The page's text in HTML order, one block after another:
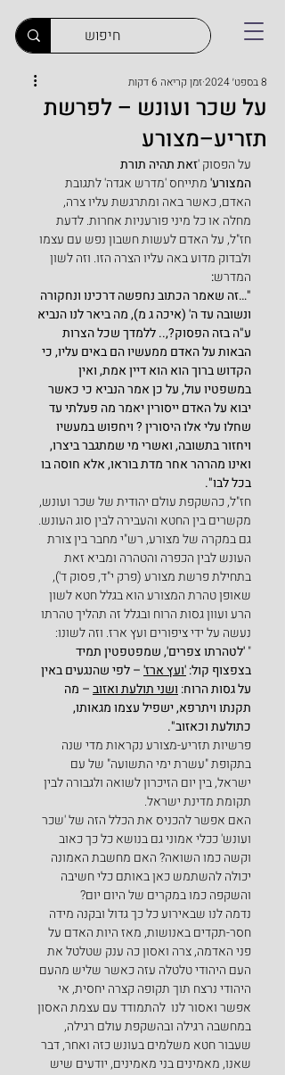
על שכר ועונש – לפרשת
תזריע–מצורע
8 בספט׳ 2024 זמן קריאה 6 דקות
על הפסוק 'זאת תהיה תורת
המצורע' מתייחס 'מדרש אגדה' לתגובת
האדם, כאשר באה ומתרגשת עליו צרה,
מחלה או כל מיני פורעניות אחרות. לדעת
חז"ל, על האדם לעשות חשבון נפש עם עצמו
ולבדוק מדוע באה עליו הצרה הזו. וזה לשון
המדרש:
"…זה שאמר הכתוב נחפשה דרכינו ונחקורה
ונשובה עד ה' (איכה ג מ), מה ביאר לנו הנביא
ע"ה בזה הפסוק?,.. ללמדך שכל הצרות
הבאות על האדם ממעשיו הם באים עליו, כי
הקדוש ברוך הוא הוא דיין אמת, ואין
במשפטיו עול, על כן אמר הנביא כי כאשר
יבוא על האדם ייסורין יאמר מה פעלתי עד
שחלו עלי אלו היסורין ? ויחפוש במעשיו
ויחזור בתשובה, ואשרי מי שמתגבר ביצרו,
ואינו מהרהר אחר מדת בוראו, אלא חוסה בו
בכל לבו".
חז"ל, כהשקפת עולם יהודית של שכר ועונש,
מקשרים בין החטא והעבירה לבין סוג העונש.
גם במקרה של מצורע, רש"י מחבר בין צורת
העונש לבין הכפרה והטהרה ומביא זאת
בתחילת פרשת מצורע (פרק י"ד, פסוק ד'),
שאופן טהרת המצורע הוא בגלל חטא לשון
הרע ועוון גסות הרוח ובגלל זה תהליך טהרתו
נעשה על ידי ציפורים ועץ ארז. וזה לשונו:
" 'לטהרתו צפרים', שמפטפטין תמיד
בצפצוף קול: 'ועץ ארז' – לפי שהנגעים באין
על גסות הרוח: ושני תולעת ואזוב – מה
תקנתו ויתרפא, ישפיל עצמו מגאותו,
כתולעת וכאזוב".
פרשיות תזריע-מצורע נקראות מדי שנה
בתקופת "עשרת ימי התשועה" של עם
ישראל, בין יום הזיכרון לשואה ולגבורה לבין
תקומת מדינת ישראל.
האם אפשר להכניס את הכלל הזה של 'שכר
ועונש' ככלי אמוני גם בנושא כל כך כאוב
וקשה כמו השואה? האם מחשבת האמונה
יכולה להשתמש כאן באותם כלי חשיבה
והשקפה כמו במקרים של היום יום?
נדמה לנו שבאירוע כל כך גדול ובקנה מידה
חסר-תקדים באנושות, מאז היות האדם על
פני האדמה, צרה ואסון כה ענק שטלטל את
העם היהודי טלטלה עזה כאשר שליש מהעם
היהודי נרצח תוך תקופה קצרה יחסית, אי
אפשר ואסור לנו  להתמודד עם עצמת האסון
במחשבה רגילה ובהשקפת עולם רגילה,
שעבור חטא משלמים בעונש כזה ואחר, דבר
שאנו, מאמינים בני מאמינים, יודעים שיש